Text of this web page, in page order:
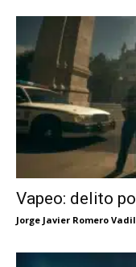
Vapeo: delito
Jorge Javier Romero